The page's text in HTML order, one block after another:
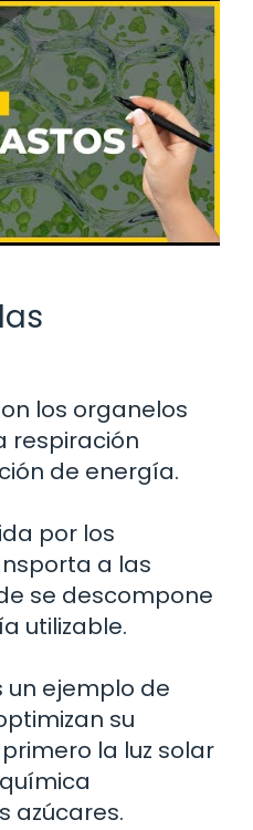
los organelos
respiración
de energía.
por los
a las
se descompone
utilizable.
un ejemplo de
su
la luz solar
azúcares.